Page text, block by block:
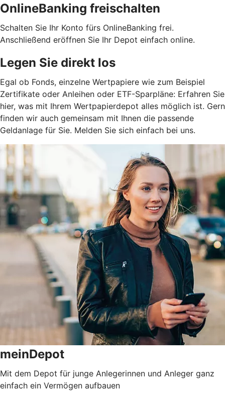
OnlineBanking freischalten
Schalten Sie Ihr Konto fürs OnlineBanking frei.
Anschließend eröffnen Sie Ihr Depot einfach online.
Legen Sie direkt los
Egal ob Fonds, einzelne Wertpapiere wie zum Beispiel
Zertifikate oder Anleihen oder ETF-Sparpläne: Erfahren Sie
hier, was mit Ihrem Wertpapierdepot alles möglich ist. Gern
finden wir auch gemeinsam mit Ihnen die passende
Geldanlage für Sie. Melden Sie sich einfach bei uns.
meinDepot
Mit dem Depot für junge Anlegerinnen und Anleger ganz
einfach ein Vermögen aufbauen